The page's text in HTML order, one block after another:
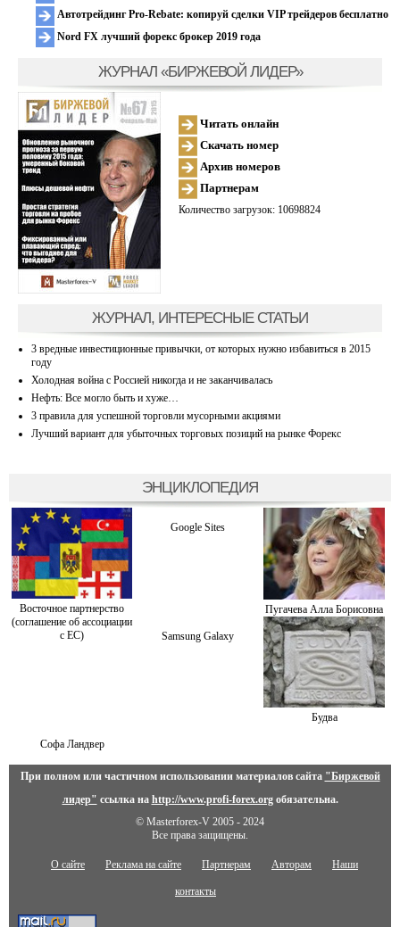
Автотрейдинг Pro-Rebate: копируй сделки VIP трейдеров бесплатно
Nord FX лучший форекс брокер 2019 года
ЖУРНАЛ «БИРЖЕВОЙ ЛИДЕР»
Читать онлайн
Скачать номер
Архив номеров
Партнерам
Количество загрузок: 10698824
ЖУРНАЛ, ИНТЕРЕСНЫЕ СТАТЬИ
3 вредные инвестиционные привычки, от которых нужно избавиться в 2015
году
Холодная война с Россией никогда и не заканчивалась
Нефть: Все могло быть и хуже…
3 правила для успешной торговли мусорными акциями
Лучший вариант для убыточных торговых позиций на рынке Форекс
ЭНЦИКЛОПЕДИЯ
Восточное партнерство
(соглашение об ассоциации
с ЕС)
Google Sites
Пугачева Алла Борисовна
Samsung Galaxy
Будва
Софа Ландвер
При полном или частичном использовании материалов сайта "Биржевой
лидер" ссылка на http://www.profi-forex.orgобязательна.
© Masterforex-V 2005 - 2024
Все права защищены.
О сайте Реклама на сайте Партнерам Авторам Наши
контакты